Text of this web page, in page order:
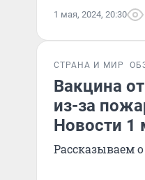
1 мая, 2024, 20:30
СТРАНА И МИР
Вакцина
из-за
Новости 1
Рассказываем